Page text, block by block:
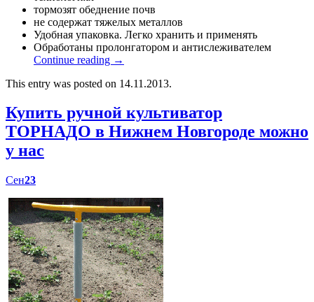
тормозят обеднение почв
не содержат тяжелых металлов
Удобная упаковка. Легко хранить и применять
Обработаны пролонгатором и антислеживателем
Continue reading →
This entry was posted on 14.11.2013.
Купить ручной культиватор
ТОРНАДО в Нижнем Новгороде можно
у нас
Сен23